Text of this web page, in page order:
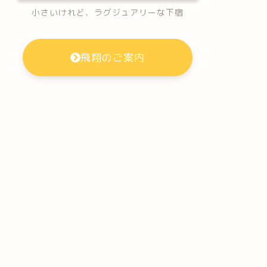
小さいけれど、ラグジュアリーな下宿
飛翔のご案内